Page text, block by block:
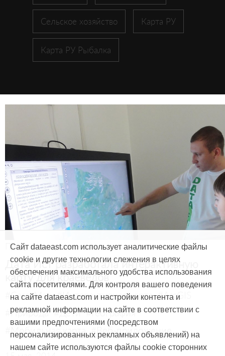
Сельское хозяйство Карта РУ
Карта РУ Рыбалка
Продукты и услуги
Дата Ист разработала интерактивную
карту для краеведов
#CarryMap #Интерактивная карта #ArcGIS
#Природа #Дети #География
#Мобильная карта #Веб-приложение
Сайт dataeast.com использует аналитические файлы
cookie и другие технологии слежения в целях
обеспечения максимального удобства использования
сайта посетителями. Для контроля вашего поведения
на сайте dataeast.com и настройки контента и
рекламной информации на сайте в соответствии с
вашими предпочтениями (посредством
персонализированных рекламных объявлений) на
нашем сайте используются файлы cookie сторонних